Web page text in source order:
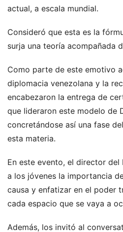
actual, a escala mundial.
Consideró que esta es la
surja una teoría acompañada
Como parte de este emotivo
diplomacia venezolana y la
encabezaron la entrega de
que lideraron este modelo de
concretándose así una fase
esta materia.
En este evento, el director del
a los jóvenes la importancia
causa y enfatizar en el poder
cada espacio que se vaya a
Además, los invitó al